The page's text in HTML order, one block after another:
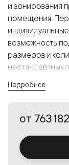
и зонирования
помещения.
возможность
размеров и
нестандартных
а большой
решения в
Подробнее
от 763